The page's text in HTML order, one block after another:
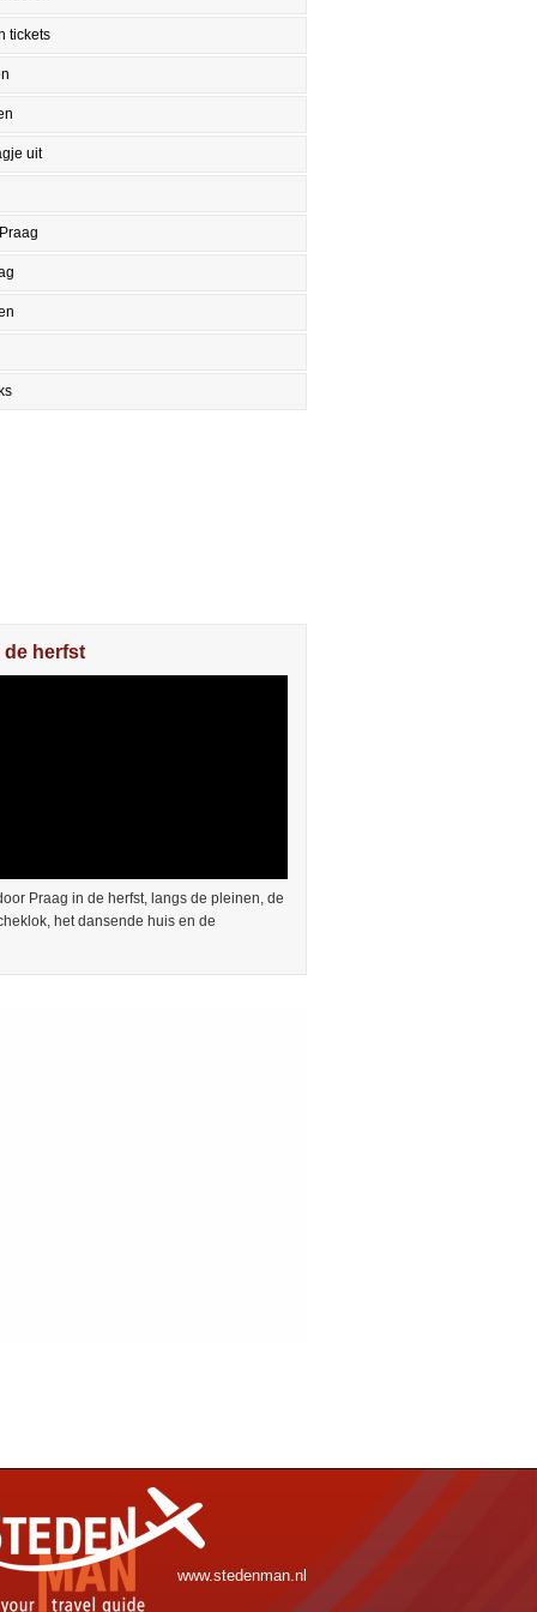
tickets
uit
de herfst
Praag in de herfst, langs de pleinen, de
het dansende huis en de
www.stedenman.nl